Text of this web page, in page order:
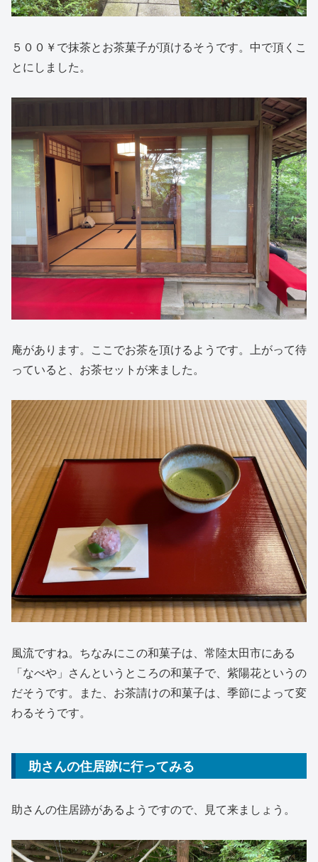
５００￥で抹茶とお茶菓子が頂けるそうです。中で頂くこ
とにしました。
庵があります。ここでお茶を頂けるようです。上がって待
っていると、お茶セットが来ました。
風流ですね。ちなみにこの和菓子は、常陸太田市にある
「なべや」さんというところの和菓子で、紫陽花というの
だそうです。また、お茶請けの和菓子は、季節によって変
わるそうです。
助さんの住居跡に行ってみる
助さんの住居跡があるようですので、見て来ましょう。